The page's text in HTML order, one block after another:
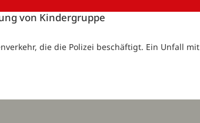
von Kindergruppe
die die Polizei beschäftigt. Ein Unfall mit